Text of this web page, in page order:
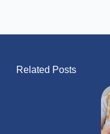
Related Posts